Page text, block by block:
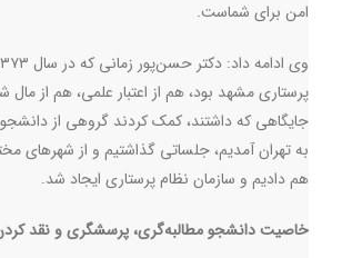
امن برای شماست.
پرستاری مشهد بود، هم از اعتبار علمی، هم از
جایگاهی که داشتند، کمک کردند گروهی از
به تهران آمدیم، جلساتی گذاشتیم و از
هم دادیم و سازمان نظام پرستاری ایجاد شد.
خاصیت دانشجو مطالبه‌گری، پرسشگری و نقد